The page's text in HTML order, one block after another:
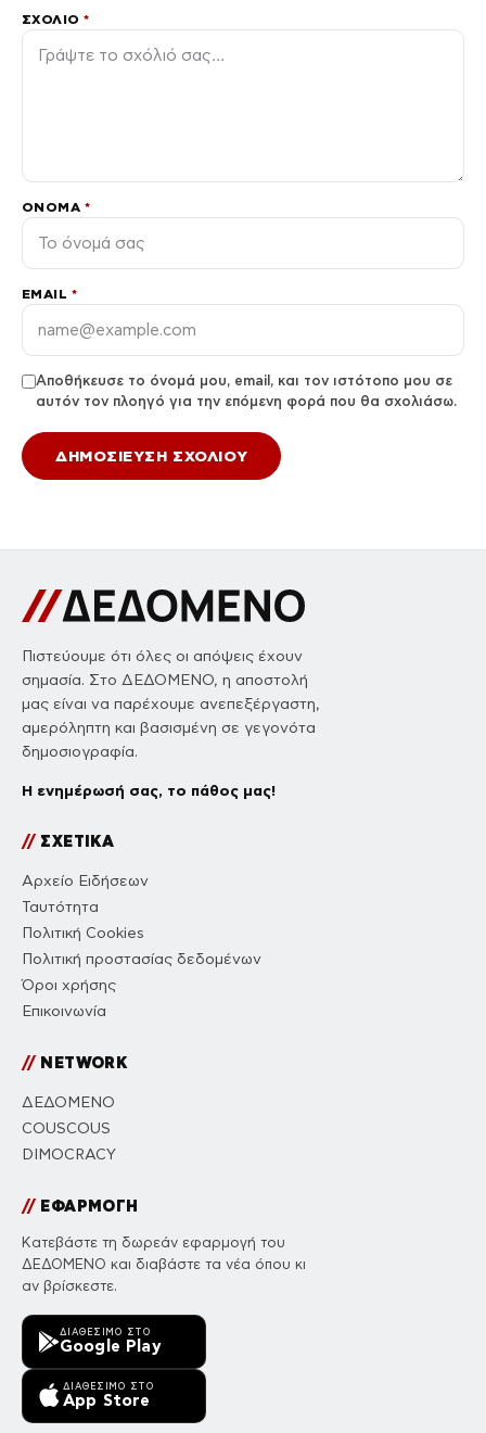
ΣΧΌΛΙΟ*
ΌΝΟΜΑ *
EMAIL *
Αποθήκευσε το όνομά μου, email, και τον ιστότοπο μου σε
αυτόν τον πλοηγό για την επόμενη φορά που θα σχολιάσω.
Πιστεύουμε ότι όλες οι απόψεις έχουν
σημασία. Στο ΔΕΔΟΜΕΝΟ, η αποστολή
μας είναι να παρέχουμε ανεπεξέργαστη,
αμερόληπτη και βασισμένη σε γεγονότα
δημοσιογραφία.
Η ενημέρωσή σας, το πάθος μας!
//ΣΧΕΤΙΚΑ
Αρχείο Ειδήσεων
Ταυτότητα
Πολιτική Cookies
Πολιτική προστασίας δεδομένων
Όροι χρήσης
Επικοινωνία
//NETWORK
ΔΕΔΟΜΕΝΟ
COUSCOUS
DIMOCRACY
//ΕΦΑΡΜΟΓΗ
Κατεβάστε τη δωρεάν εφαρμογή του
ΔΕΔΟΜΕΝΟ και διαβάστε τα νέα όπου κι
αν βρίσκεστε.
ΔΙΑΘΈΣΙΜΟ ΣΤΟ
Google Play
ΔΙΑΘΈΣΙΜΟ ΣΤΟ
App Store